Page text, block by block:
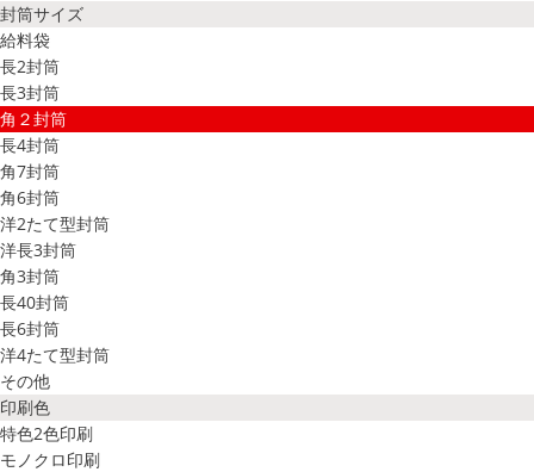
封筒サイズ
給料袋
長2封筒
長3封筒
角２封筒
長4封筒
角7封筒
角6封筒
洋2たて型封筒
洋長3封筒
角3封筒
長40封筒
長6封筒
洋4たて型封筒
その他
印刷色
特色2色印刷
モノクロ印刷